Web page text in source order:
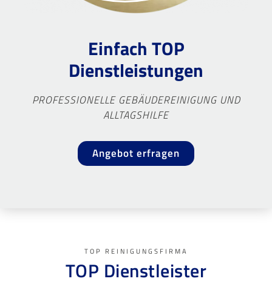
Einfach TOP
Dienstleistungen
PROFESSIONELLE GEBÄUDEREINIGUNG UND
ALLTAGSHILFE
Angebot erfragen
TOP REINIGUNGSFIRMA
TOP Dienstleister